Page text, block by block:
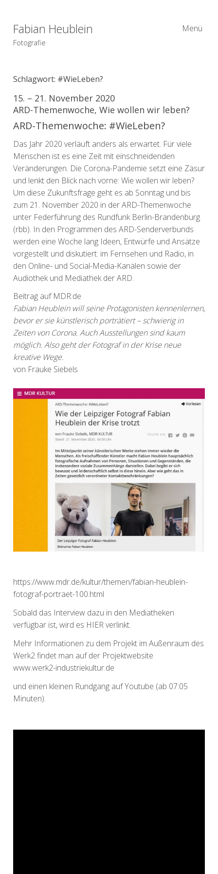
Fabian Heublein
Fotografie
Menü
Schlagwort: #WieLeben?
15. – 21. November 2020
ARD-Themenwoche, Wie wollen wir leben?
ARD-Themenwoche: #WieLeben?
Das Jahr 2020 verläuft anders als erwartet. Für viele
Menschen ist es eine Zeit mit einschneidenden
Veränderungen. Die Corona-Pandemie setzt eine Zäsur
und lenkt den Blick nach vorne: Wie wollen wir leben?
Um diese Zukunftsfrage geht es ab Sonntag und bis
zum 21. November 2020 in der ARD-Themenwoche
unter Federführung des Rundfunk Berlin-Brandenburg
(rbb). In den Programmen des ARD-Senderverbunds
werden eine Woche lang Ideen, Entwürfe und Ansätze
vorgestellt und diskutiert: im Fernsehen und Radio, in
den Online- und Social-Media-Kanälen sowie der
Audiothek und Mediathek der ARD.
Beitrag auf MDR.de
Fabian Heublein will seine Protagonisten kennenlernen,
bevor er sie künstlerisch porträtiert – schwierig in
Zeiten von Corona. Auch Ausstellungen sind kaum
möglich. Also geht der Fotograf in der Krise neue
kreative Wege.
von Frauke Siebels
https://www.mdr.de/kultur/themen/fabian-heublein-
fotograf-portraet-100.html
Sobald das Interview dazu in den Mediatheken
verfügbar ist, wird es HIER verlinkt.
Mehr Informationen zu dem Projekt im Außenraum des
Werk2 findet man auf der Projektwebsite
www.werk2-industriekultur.de
und einen kleinen Rundgang auf Youtube (ab 07:05
Minuten).